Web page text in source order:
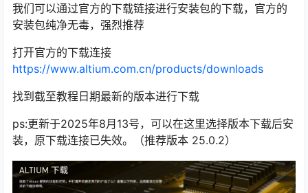
我们可以通过官方的下载链接进行安装包的下载，官方的
安装包纯净无毒，强烈推荐
打开官方的下载连接
https://www.altium.com.cn/products/downloads
找到截至教程日期最新的版本进行下载
ps:更新于2025年8月13号，可以在这里选择版本下载后安
装，原下载连接已失效。（推荐版本 25.0.2）